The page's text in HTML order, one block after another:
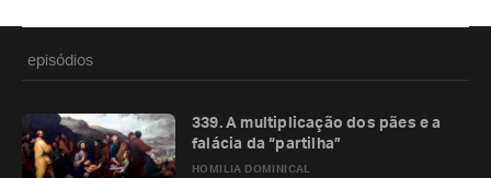
episódios
HOMILIA DOMINICAL
339. A multiplicação dos pães e a
falácia da “partilha”